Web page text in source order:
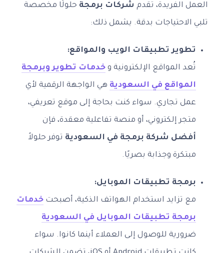
العمل الفريدة، تقدم شركات برمجة حلولًا مخصصة
تلبي الاحتياجات بدقة. يشمل ذلك:
تطوير تطبيقات الويب والمواقع:
تُعد المواقع الإلكترونية وخدمات تطوير وبرمجة
المواقع في السعودية هي الواجهة الرقمية لأي
عمل تجاري. سواء كنت بحاجة إلى موقع تعريفي،
متجر إلكتروني، أو منصة تفاعلية معقدة، فإن
أفضل شركة برمجة في السعودية توفر حلولاً
مبتكرة وجذابة بصريًا.
برمجة تطبيقات الموبايل:
مع تزايد استخدام الهواتف الذكية، أصبحتخدمات
برمجة تطبيقات الموبايل في السعودية
ضرورية للوصول إلى العملاء أينما كانوا. سواء